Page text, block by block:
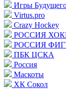
Игры
Virtus.pro
Crazy Hockey
РОССИЯ
РОССИЯ
ПБК ЦСКА
Россия
Маскоты
ХК Сокол